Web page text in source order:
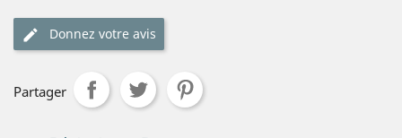
Donnez votre avis
Partager